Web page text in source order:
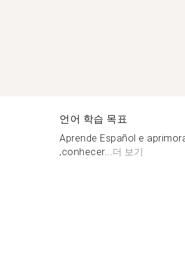
언어 학습 목표
Aprende Español e
,conhecer... 더 보기